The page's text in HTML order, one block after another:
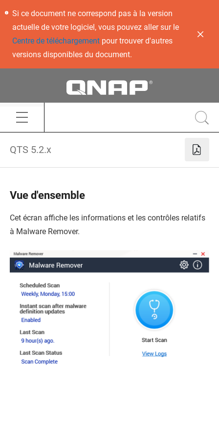
Si ce document ne correspond pas à la version
actuelle de votre logiciel, vous pouvez aller sur le
Centre de téléchargementpour trouver d'autres
versions disponibles du document.
QTS 5.2.x
Vue d'ensemble
Cet écran affiche les informations et les contrôles relatifs
à Malware Remover.